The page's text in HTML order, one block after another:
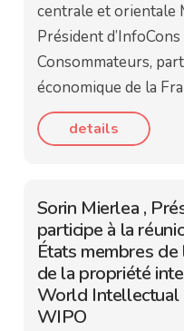
centrale et orientale
Président
Consommateurs,
économique de la
details
Sorin Mierlea ,
participe à la
États membres de
de la propriété
World Intellectual
WIPO